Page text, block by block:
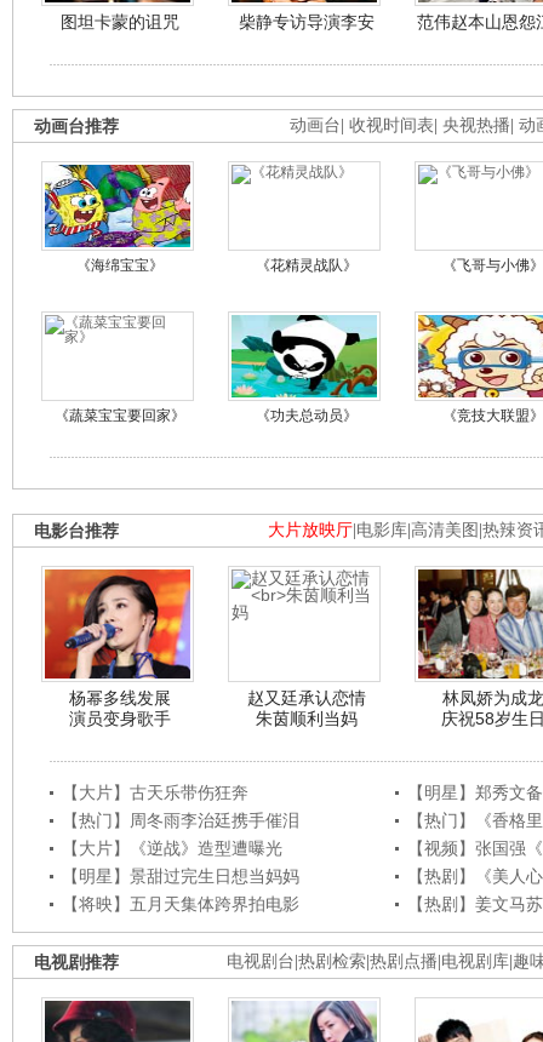
图坦卡蒙的诅咒 柴静专访导演李安 范伟赵本山恩怨
动画台 收视时间表 央视热播 动
动画台推荐
《海绵宝宝》 《花精灵战队》 《飞哥与小佛》
《蔬菜宝宝要回家》 《功夫总动员》 《竞技大联盟》
大片放映厅 电影库 高清美图 热辣资
电影台推荐
杨幂多线发展
演员变身歌手
赵又廷承认恋情
朱茵顺利当妈
林凤娇为成龙
庆祝58岁生
【大片】古天乐带伤狂奔
【明星】郑秀文
【热门】周冬雨李治廷携手催泪
【热门】《香格
【大片】《逆战》造型遭曝光
【视频】张国强
【明星】景甜过完生日想当妈妈
【热剧】《美人
【将映】五月天集体跨界拍电影
【热剧】姜文马
电视剧台 热剧检索 热剧点播 电视剧库 趣
电视剧推荐